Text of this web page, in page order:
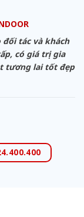
đối tác và khách
có giá trị gia
tương lai tốt đẹp